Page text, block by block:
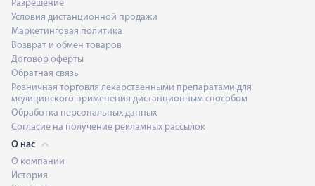
Разрешение
Условия дистанционной продажи
Маркетинговая политика
Возврат и обмен товаров
Договор оферты
Обратная связь
Розничная торговля лекарственными препаратами для
медицинского применения дистанционным способом
Обработка персональных данных
Согласие на получение рекламных рассылок
О нас
О компании
История